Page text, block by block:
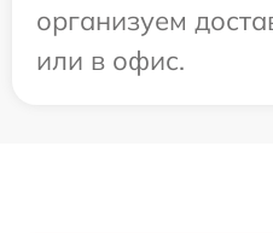
организуем
или в офис.